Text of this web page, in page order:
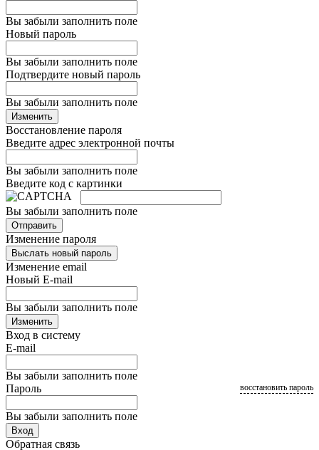
Вы забыли заполнить поле
Новый пароль
Вы забыли заполнить поле
Подтвердите новый пароль
Вы забыли заполнить поле
Изменить
Восстановление пароля
Введите адрес электронной почты
Вы забыли заполнить поле
Введите код с картинки
Вы забыли заполнить поле
Отправить
Изменение пароля
Выслать новый пароль
Изменение email
Новый E-mail
Вы забыли заполнить поле
Изменить
Вход в систему
E-mail
Вы забыли заполнить поле
Пароль
Вы забыли заполнить поле
восстановить пароль
Вход
Обратная связь